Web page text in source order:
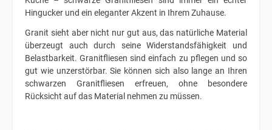
Hingucker und ein eleganter Akzent in Ihrem Zuhause.
Granit sieht aber nicht nur gut aus, das natürliche Material
überzeugt auch durch seine Widerstandsfähigkeit und
Belastbarkeit. Granitfliesen sind einfach zu pflegen und so
gut wie unzerstörbar. Sie können sich also lange an Ihren
schwarzen Granitfliesen erfreuen, ohne besondere
Rücksicht auf das Material nehmen zu müssen.